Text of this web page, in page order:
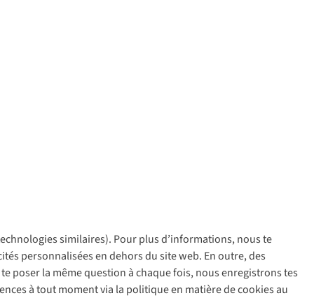
similaires). Pour plus d’informations, nous te
personnalisées en dehors du site web. En outre, des
poser la même question à chaque fois, nous enregistrons tes
à tout moment via la politique en matière de cookies au